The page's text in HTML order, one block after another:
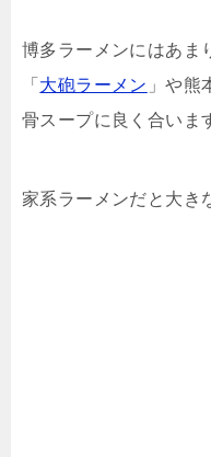
博多ラーメンにはあま
「 大砲ラーメン 」や熊
骨スープに良く合いま
家系ラーメンだと大き